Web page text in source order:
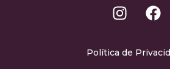
Política de